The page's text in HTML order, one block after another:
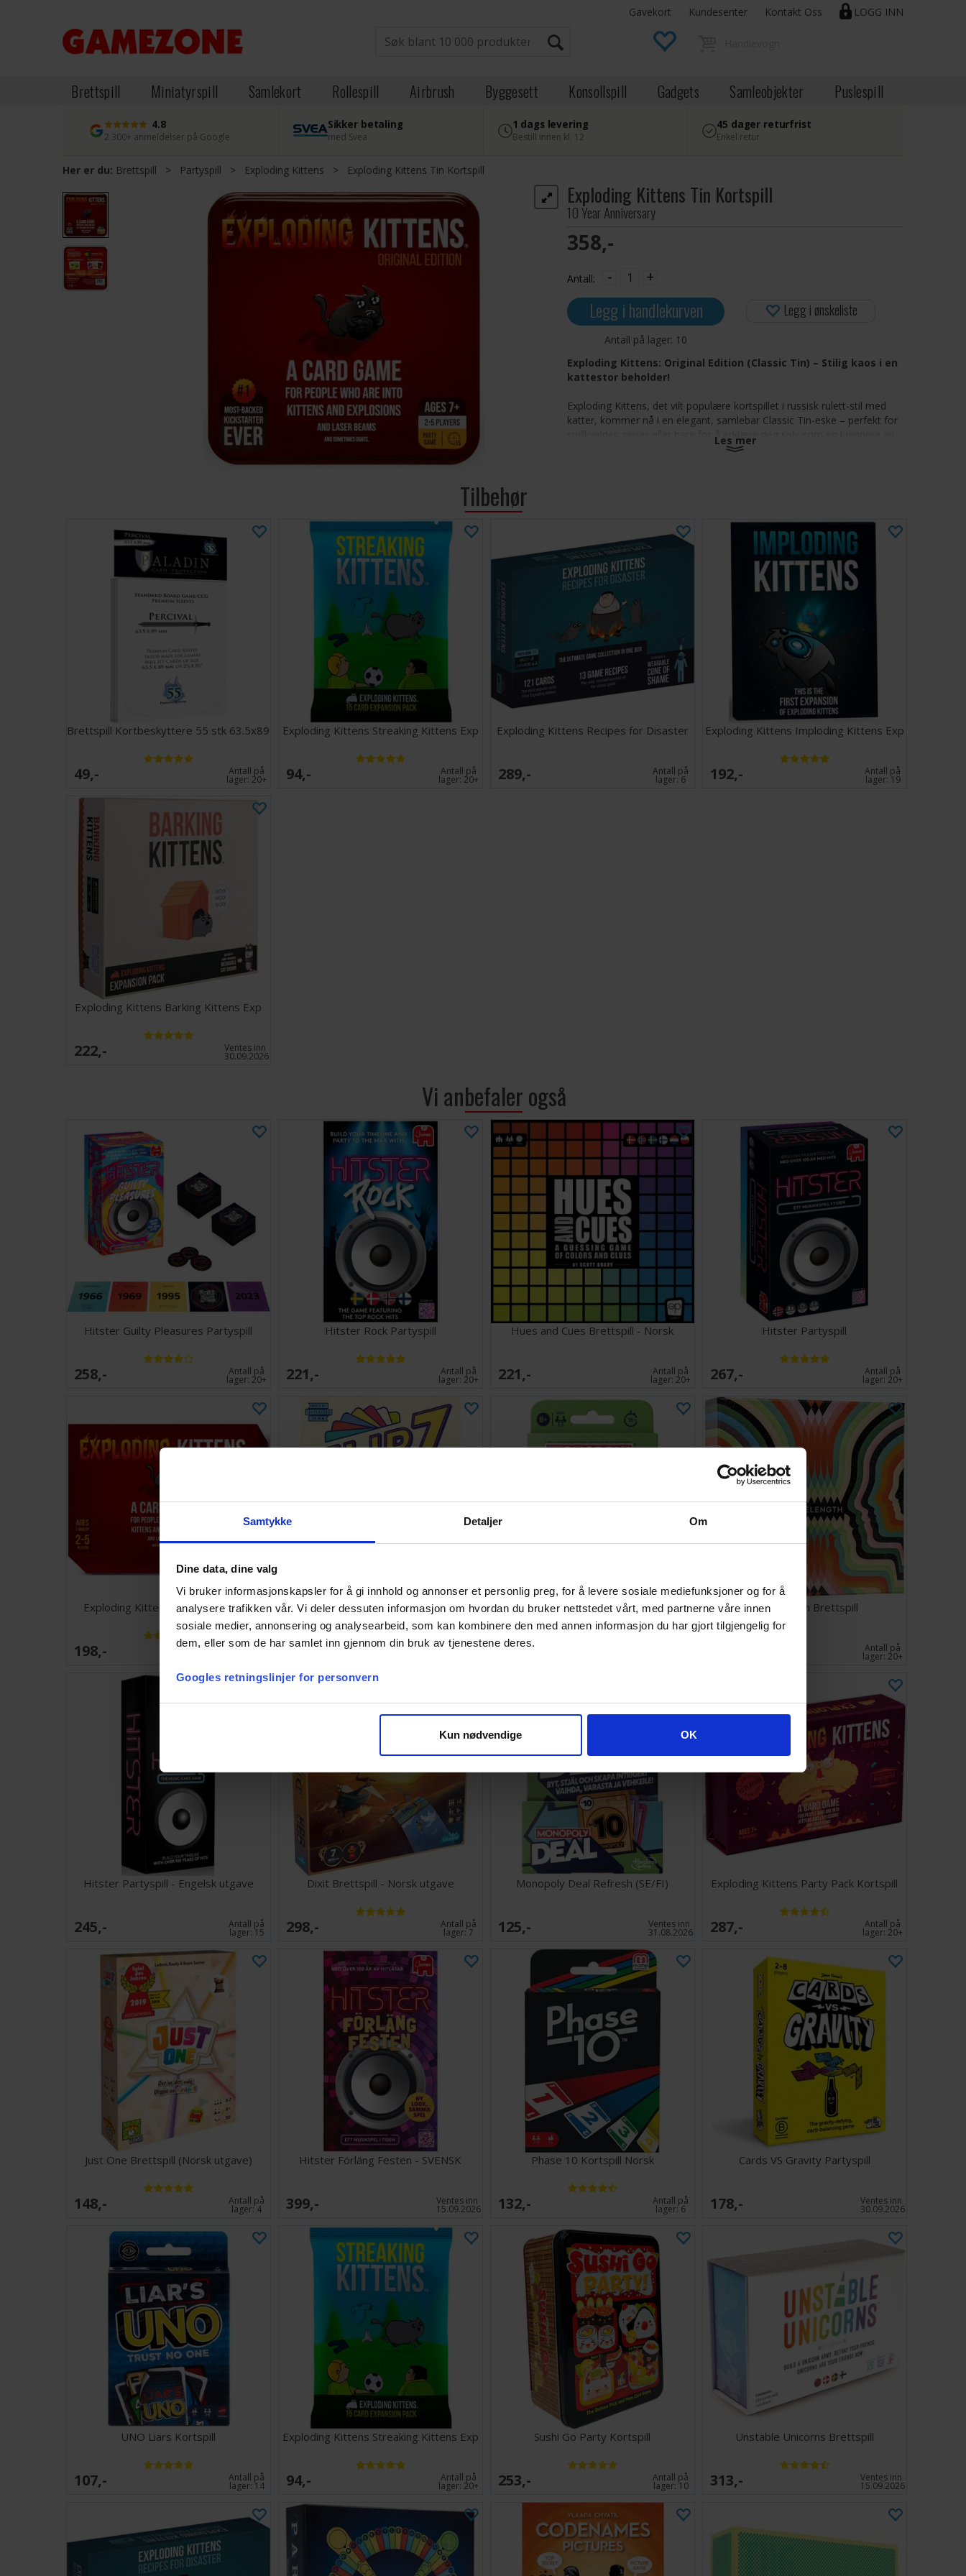
Samtykke Detaljer Om
Dine data, dine valg
Vi bruker informasjonskapsler for å gi innhold og annonser et personlig preg, for å levere sosiale mediefunksjoner og for å
analysere trafikken vår. Vi deler dessuten informasjon om hvordan du bruker nettstedet vårt, med partnerne våre innen
sosiale medier, annonsering og analysearbeid, som kan kombinere den med annen informasjon du har gjort tilgjengelig for
dem, eller som de har samlet inn gjennom din bruk av tjenestene deres.
Googles retningslinjer for personvern
Kun nødvendige OK
LOGG INN
Gavekort Kundesenter Kontakt Oss
Brettspill Miniatyrspill Samlekort Rollespill Airbrush Byggesett Konsollspill Gadgets Samleobjekter Puslespill
4.8
2 300+ anmeldelser på Google
Sikker betaling
med Svea
1 dags levering
Bestill innen kl. 12
45 dager returfrist
Enkel retur
Her er du: Brettspill > Partyspill > Exploding Kittens > Exploding Kittens Tin Kortspill
Exploding Kittens Tin Kortspill
10 Year Anniversary
358,-
Antall: - +
Legg i handlekurven
Antall på lager: 10
Legg i ønskeliste
Exploding Kittens: Original Edition (Classic Tin) – Stilig kaos i en
kattestor beholder!
Exploding Kittens, det vilt populære kortspillet i russisk rulett-stil med
katter, kommer nå i en elegant, samlebar Classic Tin-eske – perfekt for
spillkvelder, reiser eller bare for å erklære deg selv som en kjennere av
laserstråler – og prøv å ikke sprenge deg selv i lufta.
Bærbar og holdbar: Leveres i en førsteklasses samlerboks –
ideell for reiser eller for å vise frem spillhylla di.
Morsom spillopplevelse:
Raskt tempo og moro hvor hvert trekk
kan ende i en glorverdig eksplosjon.
Unikt kunstverk:
Med originale, respektløse illustrasjoner av
The Oatmeal.
Perfekt gave:
Flott for katteelskere, kaosentusiaster og
brettspillfans med sans for humor.
Innhold:
Inkluderer 56 kort og en bruksanvisning du kanskje vil
lese – en gang.
Exploding Kittens: Classic Tin Edition er den ultimate måten å spille
spillet som utløste tusen latterkramper – og noen få nag. Elegant.
Les mer
Tilbehør
Brettspill Kortbeskyttere 55 stk 63.5x89
49,- Antall på
lager:20+
Exploding Kittens Streaking Kittens Exp
94,- Antall på
lager:20+
Exploding Kittens Recipes for Disaster
289,- Antall på
lager:6
Exploding Kittens Imploding Kittens Exp
192,- Antall på
lager: 19
Exploding Kittens Barking Kittens Exp
222,- Ventes inn
30.09.2026
Vi anbefaler også
Hitster Guilty Pleasures Partyspill
258,- Antall på
lager:20+
Hitster Rock Partyspill
221,- Antall på
lager:20+
Hues and Cues Brettspill - Norsk
221,- Antall på
lager:20+
Hitster Partyspill
267,- Antall på
lager:20+
Exploding Kittens Kortspill - Norsk
198,- Antall på
Flip 7 With a Vengeance Kortspill
179,- Antall på
Monopoly Deal Refresh Kortspill
157,-
Wavelength Brettspill
Antall på
lager:20+
Hitster Partyspill - Engelsk utgave
245,- Antall på
lager: 15
Dixit Brettspill - Norsk utgave
298,- Antall på
lager:7
Monopoly Deal Refresh (SE/FI)
125,- Ventes inn
31.08.2026
Exploding Kittens Party Pack Kortspill
287,- Antall på
lager:20+
Just One Brettspill (Norsk utgave)
148,- Antall på
lager:4
Hitster Förläng Festen - SVENSK
399,- Ventes inn
15.09.2026
Phase 10 Kortspill Norsk
132,- Antall på
lager:6
Cards VS Gravity Partyspill
178,- Ventes inn
30.09.2026
UNO Liars Kortspill
107,- Antall på
lager: 14
Exploding Kittens Streaking Kittens Exp
94,- Antall på
lager:20+
Sushi Go Party Kortspill
253,- Antall på
lager: 10
Unstable Unicorns Brettspill
313,- Ventes inn
15.09.2026